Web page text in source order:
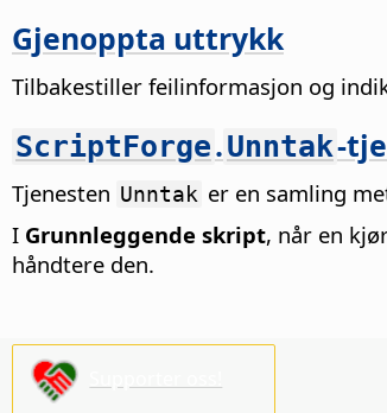
Gjenoppta uttrykk
Tilbakestiller feilinformasjon og
ScriptForge.Unntak-
Tjenesten Unntak er en samling
I Grunnleggende skript, når en
håndtere den.